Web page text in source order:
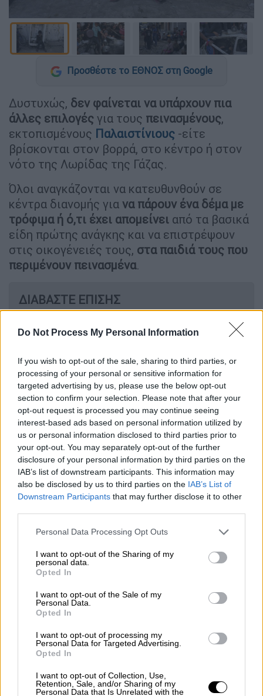
Do Not Process My Personal Information
If you wish to opt-out of the sale, sharing to third parties, or
processing of your personal or sensitive information for
targeted advertising by us, please use the below opt-out
section to confirm your selection. Please note that after your
opt-out request is processed you may continue seeing
interest-based ads based on personal information utilized by
us or personal information disclosed to third parties prior to
your opt-out. You may separately opt-out of the further
disclosure of your personal information by third parties on the
IAB’s list of downstream participants. This information may
also be disclosed by us to third parties on the IAB’s List of
Downstream Participants that may further disclose it to other
Please note that this website/app uses one or more Google
not limited to your visit or usage behaviour. You may click to
grant or deny consent to Google and its third-party tags to
use your data for below specified purposes in below Google
consent section.
Personal Data Processing Opt Outs
I want to opt-out of the Sharing of my
personal data.
Opted In
I want to opt-out of the Sale of my
Personal Data.
Opted In
I want to opt-out of processing my
Personal Data for Targeted Advertising.
Opted In
I want to opt-out of Collection, Use,
Retention, Sale, and/or Sharing of my
Personal Data that Is Unrelated with the
Προσθέστε το ΕΘΝΟΣ στη Google
Δυστυχώς, δεν φαίνεται να υπάρχουν πια
άλλες επιλογές για τους πεινασμένους,
εκτοπισμένους Παλαιστίνιους -είτε
βρίσκονται στον βορρά, στο κέντρο ή στον
νότο της Λωρίδας της Γάζας.
Όλοι αναγκάζονται να κατευθυνθούν σε
κέντρα διανομής για να πάρουν ένα δέμα με
τρόφιμα ή ό,τι έχει απομείνει από τα βασικά
είδη πρώτης ανάγκης και να επιστρέψουν
στις οικογένειές τους, στα παιδιά τους που
περιμένουν πεινασμένα.
ΔΙΑΒΑΣΤΕ ΕΠΙΣΗΣ
Ισραηλινή αεροπορική επιδρομή στο
αρχηγείο του συριακού στρατού στη
Δαμασκό
Αν δεν πεθάνουν από βόμβα,
πεθαίνουν από αναγκαστικό λιμό
Αν οι Παλαιστίνιοι δεν πεθαίνουν από τους
συνεχιζόμενους βομβαρδισμούς ή τα πυρά
του ισραηλινού στρατού, πεθαίνουν από κάτι
εξίσου φονικό-τοναναγκαστικό λιμόκαι την
αφυδάτωση. Ο κόσμος έχει εγκλωβιστεί σε
όριο, όπως μεταδίδει δημοσιογράφος του Al
Jazeera που βρίσκεται στη Γάζα.
Πεινούν. Διψούν. Δεν έχουν φάει σωστά εδώ
βασικά συστατικά -υδατάνθρακες,
πρωτεΐνες, βιταμίνες. Και παρόλα αυτά,
ξεκινούν ένα εξαιρετικά επικίνδυνο και
εξαντλητικό ταξίδι για να σταθούν σε ουρές